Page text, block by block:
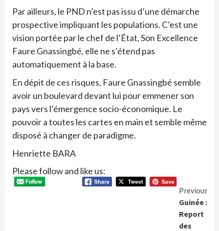
Par ailleurs, le PND n’est pas issu d’une démarche
prospective impliquant les populations. C’est une
vision portée par le chef de l’État, Son Excellence
Faure Gnassingbé, elle ne s’étend pas
automatiquement à la base.
En dépit de ces risques, Faure Gnassingbé semble
avoir un boulevard devant lui pour emmener son
pays vers l’émergence socio-économique. Le
pouvoir a toutes les cartes en main et semble même
disposé à changer de paradigme.
Henriette BARA
Please follow and like us:
Previous
Guinée :
Report
des